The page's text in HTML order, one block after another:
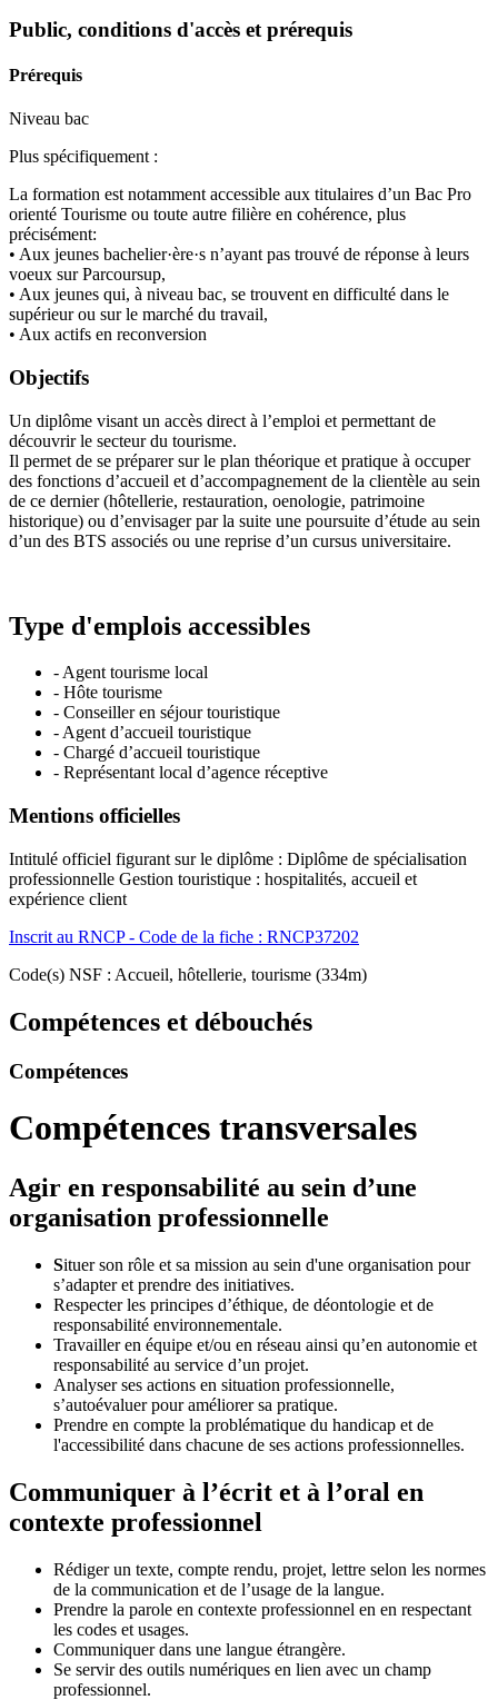
Public, conditions d'accès et prérequis
Prérequis
Niveau bac
Plus spécifiquement :
La formation est notamment accessible aux titulaires d’un Bac Pro
orienté Tourisme ou toute autre filière en cohérence, plus
précisément:
• Aux jeunes bachelier·ère·s n’ayant pas trouvé de réponse à leurs
voeux sur Parcoursup,
• Aux jeunes qui, à niveau bac, se trouvent en difficulté dans le
supérieur ou sur le marché du travail,
• Aux actifs en reconversion
Objectifs
Un diplôme visant un accès direct à l’emploi et permettant de
découvrir le secteur du tourisme.
Il permet de se préparer sur le plan théorique et pratique à occuper
des fonctions d’accueil et d’accompagnement de la clientèle au sein
de ce dernier (hôtellerie, restauration, oenologie, patrimoine
historique) ou d’envisager par la suite une poursuite d’étude au sein
d’un des BTS associés ou une reprise d’un cursus universitaire.
Type d'emplois accessibles
- Agent tourisme local
- Hôte tourisme
- Conseiller en séjour touristique
- Agent d’accueil touristique
- Chargé d’accueil touristique
- Représentant local d’agence réceptive
Mentions officielles
Intitulé officiel figurant sur le diplôme : Diplôme de spécialisation
professionnelle Gestion touristique : hospitalités, accueil et
expérience client
Inscrit au RNCP - Code de la fiche : RNCP37202
Code(s) NSF : Accueil, hôtellerie, tourisme (334m)
Compétences et débouchés
Compétences
Compétences transversales
Agir en responsabilité au sein d’une
organisation professionnelle
Situer son rôle et sa mission au sein d'une organisation pour
s’adapter et prendre des initiatives.
Respecter les principes d’éthique, de déontologie et de
responsabilité environnementale.
Travailler en équipe et/ou en réseau ainsi qu’en autonomie et
responsabilité au service d’un projet.
Analyser ses actions en situation professionnelle,
s’autoévaluer pour améliorer sa pratique.
Prendre en compte la problématique du handicap et de
l'accessibilité dans chacune de ses actions professionnelles.
Communiquer à l’écrit et à l’oral en
contexte professionnel
Rédiger un texte, compte rendu, projet, lettre selon les normes
de la communication et de l’usage de la langue.
Prendre la parole en contexte professionnel en en respectant
les codes et usages.
Communiquer dans une langue étrangère.
Se servir des outils numériques en lien avec un champ
professionnel.